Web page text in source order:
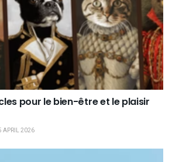
pour le bien-être et le plaisir
APRIL 2026